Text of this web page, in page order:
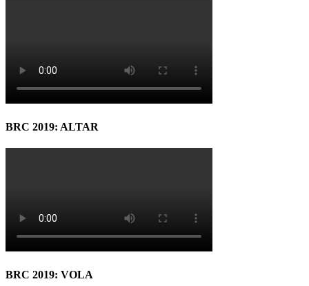
BRC 2019: ALTAR
BRC 2019: VOLA